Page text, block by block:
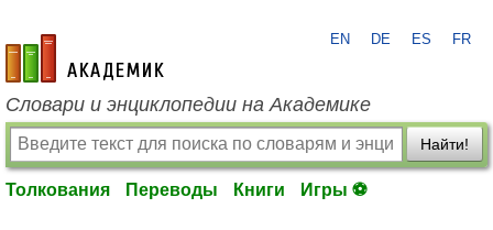
academic.ru
EN DE ES FR
Словари и энциклопедии на Академике
Найти!
Толкования Переводы Книги Игры ⚽